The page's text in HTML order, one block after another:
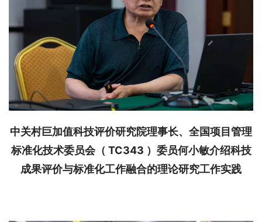
中关村巨加值科技评价研究院理事长、全国项目管理
标准化技术委员会（ TC343 ）委员何小敏介绍科技
成果评价与标准化工作融合的理论研究工作实践